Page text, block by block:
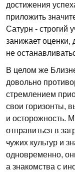
достижения
приложить
Сатурн - строгий
занижает оценки,
не
В целом же
довольно
стремлением
свои горизонты,
и осторожность.
отправиться в
чужих культур и
одновременно,
а знакомства с